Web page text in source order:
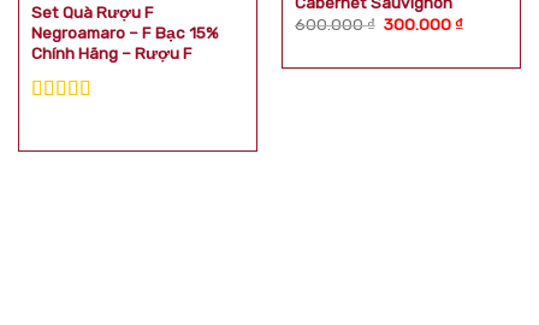
Set Quà Rượu F
Negroamaro – F Bạc 15%
Chính Hãng – Rượu F
sao
600.000₫ Giá
600.000 ₫.
300.000₫Giá
là: